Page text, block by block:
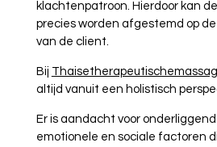
klachtenpatroon. Hierdoor kan
precies worden afgestemd op
van de client.
Bij
altijd vanuit een holistisch
Er is aandacht voor
emotionele en sociale factoren